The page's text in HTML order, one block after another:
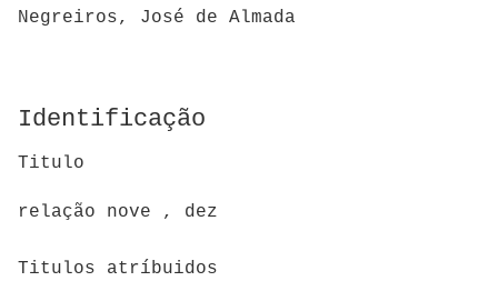
Negreiros, José de Almada
Identificação
Titulo
relação nove , dez
Titulos atríbuidos